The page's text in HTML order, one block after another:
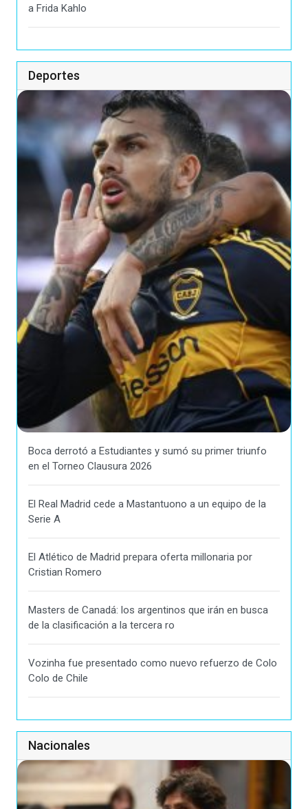
a Frida Kahlo
Deportes
Boca derrotó a Estudiantes y sumó su primer triunfo
en el Torneo Clausura 2026
El Real Madrid cede a Mastantuono a un equipo de la
Serie A
El Atlético de Madrid prepara oferta millonaria por
Cristian Romero
Masters de Canadá: los argentinos que irán en busca
de la clasificación a la tercera ro
Vozinha fue presentado como nuevo refuerzo de Colo
Colo de Chile
Nacionales